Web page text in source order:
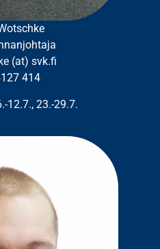
(at) svk.fi
414
12.7., 23.-29.7.